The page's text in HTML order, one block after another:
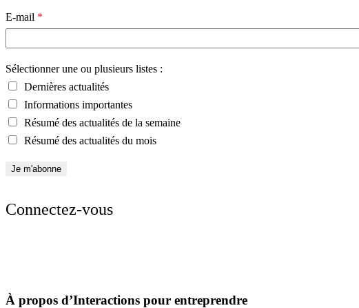
E-mail *
Sélectionner une ou plusieurs listes :
Dernières actualités
Informations importantes
Résumé des actualités de la semaine
Résumé des actualités du mois
Connectez-vous
À propos d’Interactions pour entreprendre